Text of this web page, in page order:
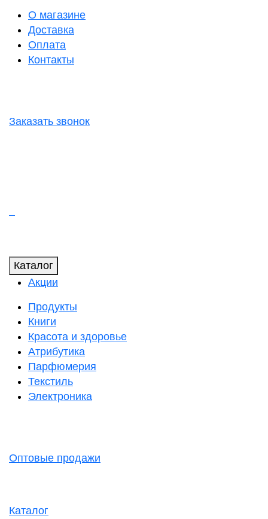
О магазине
Доставка
Оплата
Контакты
Заказать звонок
Каталог
Акции
Продукты
Книги
Красота и здоровье
Атрибутика
Парфюмерия
Текстиль
Электроника
Оптовые продажи
Каталог